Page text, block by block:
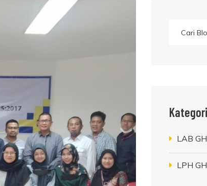
Kategori
LAB
LPH